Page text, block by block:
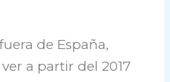
de España,
a partir del 2017